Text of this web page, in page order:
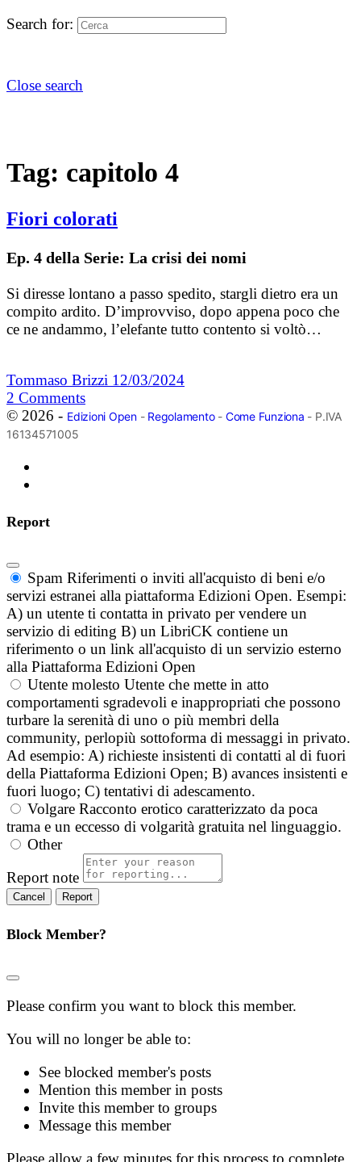
Search for:
Close search
Tag: capitolo 4
Fiori colorati
Ep. 4 della Serie: La crisi dei nomi
Si diresse lontano a passo spedito, stargli dietro era un
compito ardito. D’improvviso, dopo appena poco che
ce ne andammo, l’elefante tutto contento si voltò…
Tommaso Brizzi 12/03/2024
2 Comments
© 2026 - Edizioni Open- Regolamento- Come Funziona - P.IVA
16134571005
Report
Spam Riferimenti o inviti all'acquisto di beni e/o
servizi estranei alla piattaforma Edizioni Open. Esempi:
A) un utente ti contatta in privato per vendere un
servizio di editing B) un LibriCK contiene un
riferimento o un link all'acquisto di un servizio esterno
alla Piattaforma Edizioni Open
Utente molesto Utente che mette in atto
comportamenti sgradevoli e inappropriati che possono
turbare la serenità di uno o più membri della
community, perlopiù sottoforma di messaggi in privato.
Ad esempio: A) richieste insistenti di contatti al di fuori
della Piattaforma Edizioni Open; B) avances insistenti e
fuori luogo; C) tentativi di adescamento.
Volgare Racconto erotico caratterizzato da poca
trama e un eccesso di volgarità gratuita nel linguaggio.
Other
Report note
Report
Block Member?
Please confirm you want to block this member.
You will no longer be able to:
See blocked member's posts
Mention this member in posts
Invite this member to groups
Message this member
Please allow a few minutes for this process to complete.